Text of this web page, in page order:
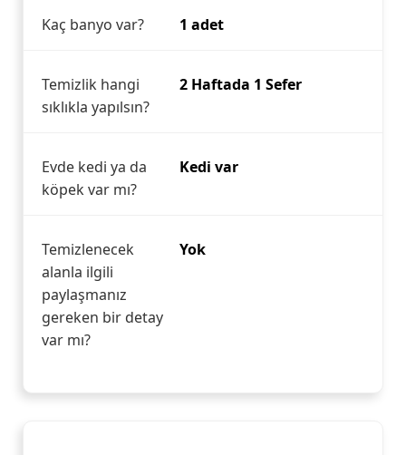
Kaç banyo var? 1 adet
Temizlik hangi
sıklıkla yapılsın?
2 Haftada 1 Sefer
Evde kedi ya da
köpek var mı?
Kedi var
Temizlenecek
alanla ilgili
paylaşmanız
gereken bir detay
var mı?
Yok